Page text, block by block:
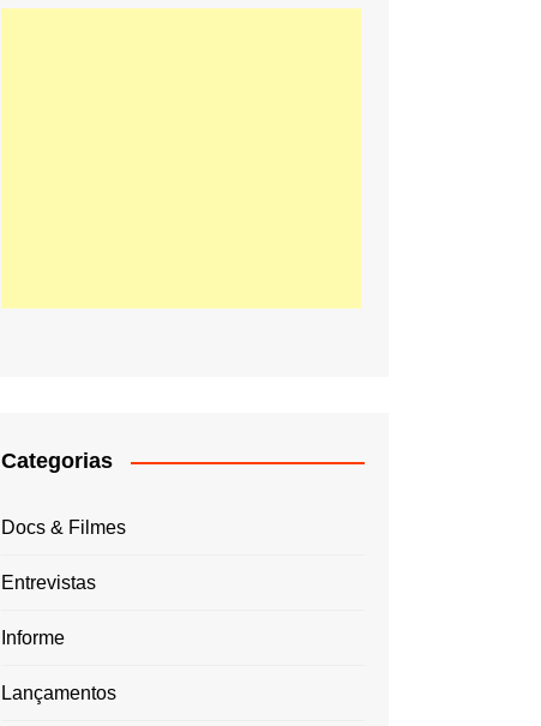
Categorias
Docs & Filmes
Entrevistas
Informe
Lançamentos